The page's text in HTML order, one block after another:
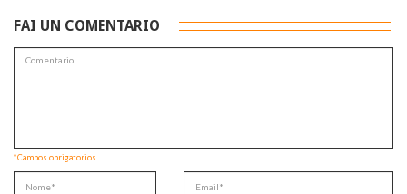
FAI UN COMENTARIO
*Campos obrigatorios